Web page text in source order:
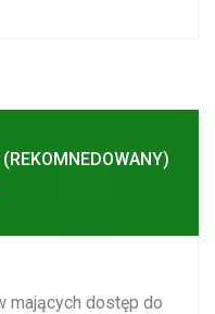
mających dostęp do